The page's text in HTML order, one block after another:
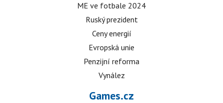
ME ve fotbale 2024
Ruský prezident
Ceny energií
Evropská unie
Penzijní reforma
Vynález
Games.cz